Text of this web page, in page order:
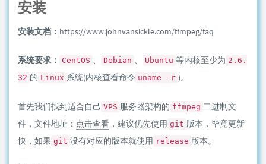
安装
安装文档： https://www.johnvansickle.com/ffmpeg/faq
系统要求： CentOS 、 Debian 、 Ubuntu 等内核至少为 2.6.
32 的 Linux 系统(内核查看命令 uname -r )。
首先我们找到适合自己 VPS 服务器架构的 ffmpeg 二进制文
件，文件地址： 点击查看 ，建议优先使用 git 版本，毕竟更新
快，如果 git 没有对应的版本就使用 release 版本。